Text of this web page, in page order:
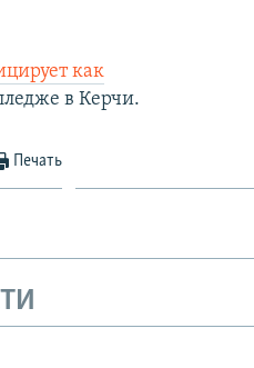
как
в Керчи.
Печать